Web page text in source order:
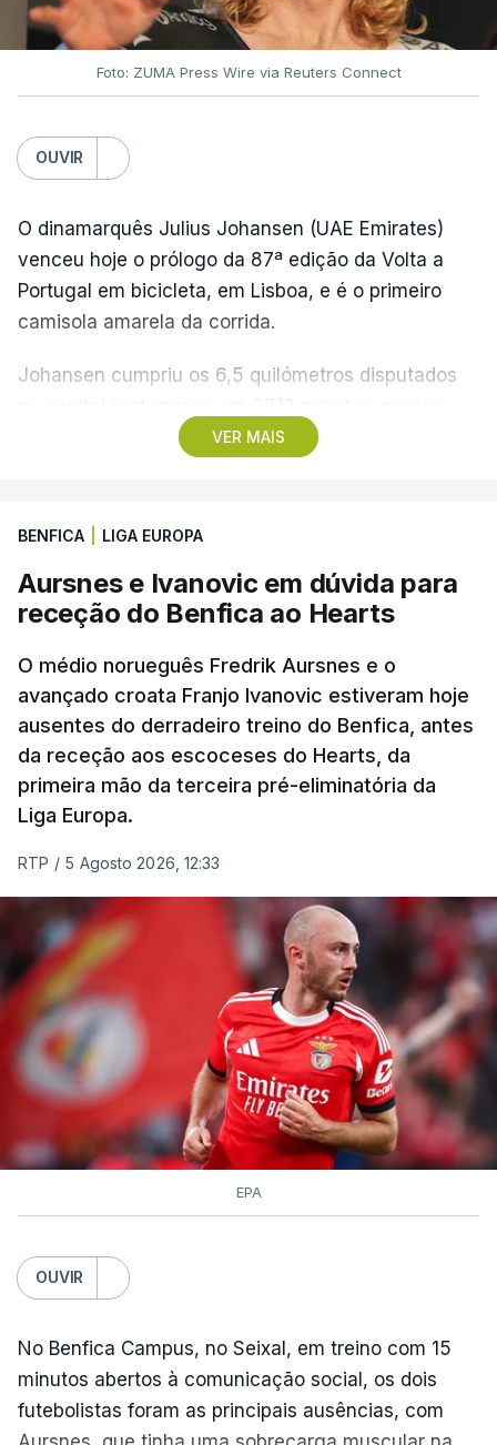
Foto: ZUMA Press Wire via Reuters Connect
OUVIR
VER MAIS
O dinamarquês Julius Johansen (UAE Emirates)
venceu hoje o prólogo da 87ª edição da Volta a
Portugal em bicicleta, em Lisboa, e é o primeiro
camisola amarela da corrida.
Johansen cumpriu os 6,5 quilómetros disputados
quatro segundos do que o companheiro de equipa
pista.
O vice-campeão português de contrarrelógio,
Rafael Reis, que procurava o oitavo triunfo em
mais rápido, a sete segundos, enquanto o italiano
Luca Giaimi (UAE Emirates) e o russo Artem Nych
(Anicolor-Campicarn), vencedor das últimas duas
edições da Volta, terminaram na quarta e quinta
posições, respetivamente, a nove e 14 segundos.
Na quinta-feira, o pelotão vai percorrer os 157,1
primeira das 10 etapas da 87.ª edição, com duas
contagens de terceira categoria nos derradeiros
50 quilómetros.
TÓPICOS
Lourinhã Queluz Madison
BENFICA LIGA EUROPA
Aursnes e Ivanovic em dúvida para
receção do Benfica ao Hearts
O médio norueguês Fredrik Aursnes e o
avançado croata Franjo Ivanovic estiveram hoje
ausentes do derradeiro treino do Benfica, antes
da receção aos escoceses do Hearts, da
primeira mão da terceira pré-eliminatória da
Liga Europa.
RTP / 5 Agosto 2026, 12:33
EPA
OUVIR
No Benfica Campus, no Seixal, em treino com 15
minutos abertos à comunicação social, os dois
futebolistas foram as principais ausências, com